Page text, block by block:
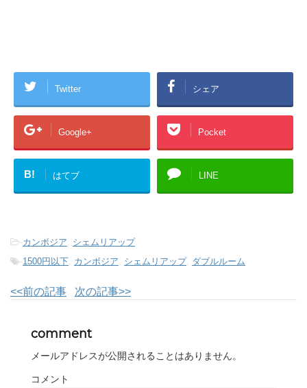
Twitter シェア
Google+ Pocket
B! はてブ LINE
-カンボジア, シェムリアップ
-1500円以下, カンボジア, シェムリアップ, ダブルルーム
<<前の記事 次の記事>>
comment
メールアドレスが公開されることはありません。
コメント